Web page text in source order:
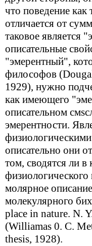
что поведение как
отличается от
таковое является
описательные
"эмерентный",
философов
1929), нужно
как имеющего
описательном
эмерентности.
описательно они
том, сводятся ли
молярное
молекулярного
place in nature. N.
(Williamas 0. С.
thesis, 1928).